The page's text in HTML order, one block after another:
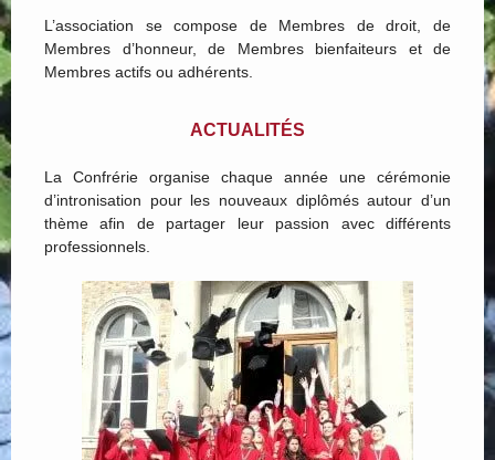
L’association se compose de Membres de droit, de
Membres d’honneur, de Membres bienfaiteurs et de
Membres actifs ou adhérents.
ACTUALITÉS
La Confrérie organise chaque année une cérémonie
d’intronisation pour les nouveaux diplômés autour d’un
thème afin de partager leur passion avec différents
professionnels.